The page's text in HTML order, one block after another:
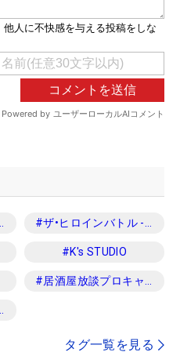
#ザ•ヒロインバトル -NEXT BACK 9-
#K's STUDIO
#居酒屋放談プロキャディ編
タグ一覧を見る